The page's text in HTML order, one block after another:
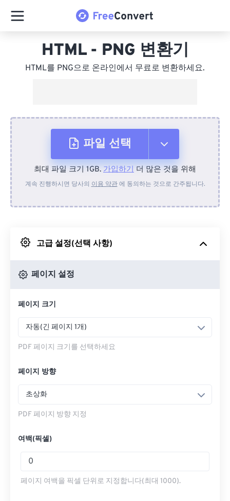
HTML - PNG 변환기
HTML를 PNG으로 온라인에서 무료로 변환하세요.
파일 선택
장치에서
Google 드라이브에서
웹페이지로 들어가기
최대 파일 크기 1GB. 가입하기 더 많은 것을 위해
계속 진행하시면 당사의 이용 약관에 동의하는 것으로 간주됩니다.
고급 설정(선택 사항)
페이지 설정
페이지 크기
자동(긴 페이지 1개)
PDF 페이지 크기를 선택하세요
페이지 방향
초상화
PDF 페이지 방향 지정
여백(픽셀)
페이지 여백을 픽셀 단위로 지정합니다(최대 1000).